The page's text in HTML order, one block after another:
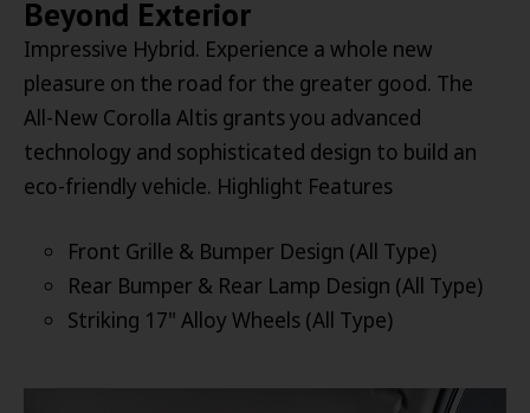
Beyond Exterior
Impressive Hybrid. Experience a whole new
pleasure on the road for the greater good. The
All-New Corolla Altis grants you advanced
technology and sophisticated design to build an
eco-friendly vehicle. Highlight Features
Front Grille & Bumper Design (All Type)
Rear Bumper & Rear Lamp Design (All Type)
Striking 17" Alloy Wheels (All Type)